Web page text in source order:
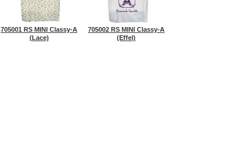
705001 RS MINI Classy-A
(Lace)
705002 RS MINI Classy-A
(Effel)